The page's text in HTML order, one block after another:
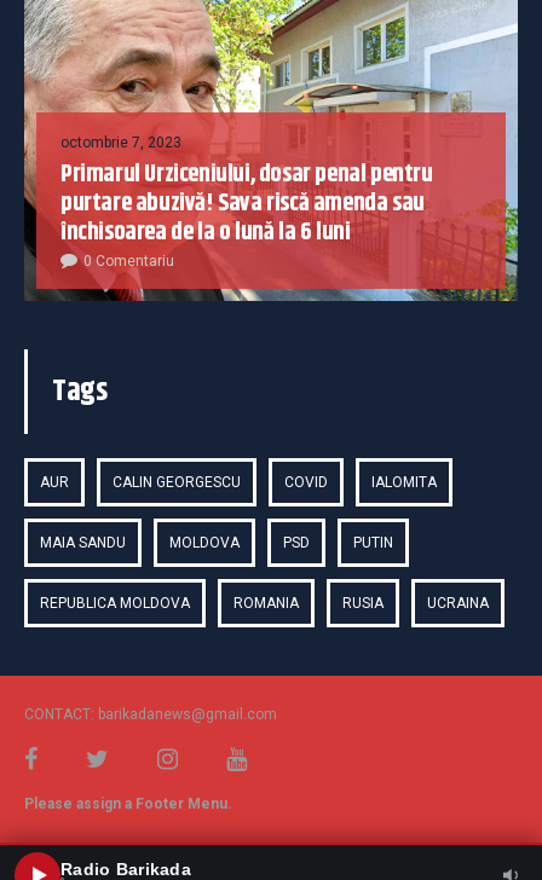
octombrie 7, 2023
Primarul Urziceniului, dosar penal pentru
purtare abuzivă! Sava riscă amenda sau
închisoarea de la o lună la 6 luni
0 Comentariu
Tags
AUR CALIN GEORGESCU COVID IALOMITA
MAIA SANDU MOLDOVA PSD PUTIN
REPUBLICA MOLDOVA ROMANIA RUSIA UCRAINA
CONTACT: barikadanews@gmail.com
Please assign a Footer Menu.
Radio Barikada